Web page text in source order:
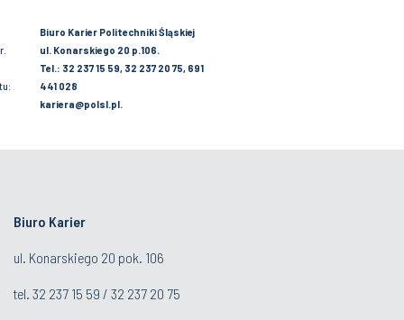
Biuro Karier Politechniki Śląskiej
ul. Konarskiego 20 p.106.
Tel.: 32 237 15 59, 32 237 20 75, 691
441 028
kariera@polsl.pl.
Biuro Karier
ul. Konarskiego 20 pok. 106
tel. 32 237 15 59 / 32 237 20 75